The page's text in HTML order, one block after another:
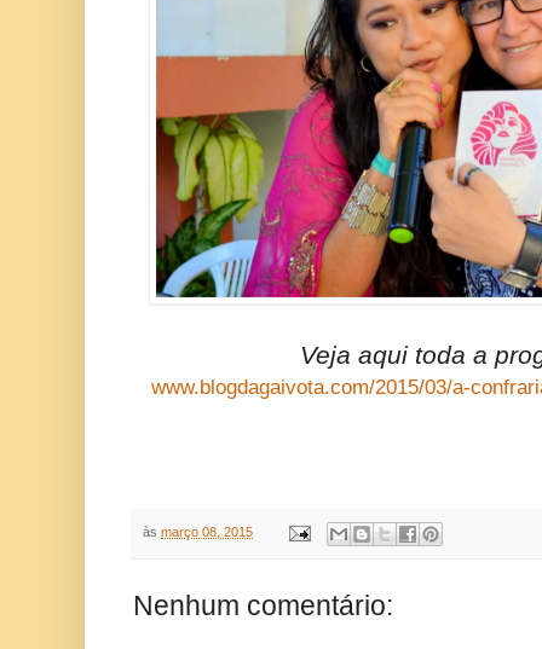
Veja aqui toda a
www.blogdagaivota.com/2015/03/a-
às março 08, 2015
Nenhum comentário: